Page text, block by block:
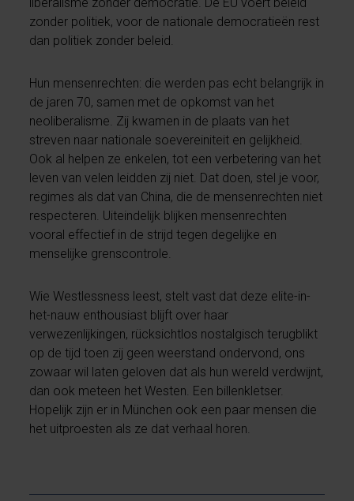
zonder politiek, voor de nationale democratieën rest
dan politiek zonder beleid.
Hun mensenrechten: die werden pas echt belangrijk in
de jaren 70, samen met de opkomst van het
neoliberalisme. Zij kwamen in de plaats van het
streven naar nationale soevereiniteit en gelijkheid.
Ook al helpen ze enkelen, tot een verbetering van het
leven van velen leidden zij niet. Dat doen, stel je voor,
regimes als dat van China, die de mensenrechten niet
respecteren. Uiteindelijk blijken mensenrechten
vooral effectief in de strijd tegen degelijke en
menselijke grenscontrole.
Wie Westlessness leest, stelt vast dat deze elite-in-
het-nauw enthousiast blijft over haar
verwezenlijkingen, rücksichtlos nostalgisch terugblikt
op de tijd toen zij geen weerstand ondervond, ons
zowaar wil laten geloven dat als hun wereld verdwijnt,
dan ook meteen het Westen. Een billenkletser.
Hopelijk zijn er in München ook een paar mensen die
het uitproesten als ze dat verhaal horen.